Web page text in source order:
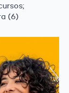
(6)